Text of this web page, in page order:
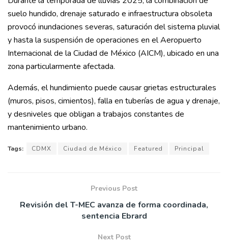
suelo hundido, drenaje saturado e infraestructura obsoleta
provocó inundaciones severas, saturación del sistema pluvial
y hasta la suspensión de operaciones en el Aeropuerto
Internacional de la Ciudad de México (AICM), ubicado en una
zona particularmente afectada.
Además, el hundimiento puede causar grietas estructurales
(muros, pisos, cimientos), falla en tuberías de agua y drenaje,
y desniveles que obligan a trabajos constantes de
mantenimiento urbano.
Tags: CDMX Ciudad de México Featured Principal
Previous Post
Revisión del T-MEC avanza de forma coordinada,
sentencia Ebrard
Next Post